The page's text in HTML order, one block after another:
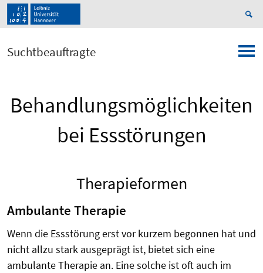
Suchtbeauftragte
Behandlungsmöglichkeiten
bei Essstörungen
Therapieformen
Ambulante Therapie
Wenn die Essstörung erst vor kurzem begonnen hat und
nicht allzu stark ausgeprägt ist, bietet sich eine
ambulante Therapie an. Eine solche ist oft auch im